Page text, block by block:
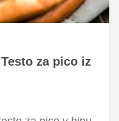
za pico iz